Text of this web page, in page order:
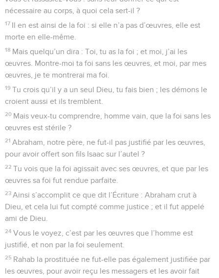
nécessaire au corps, à quoi cela sert-il ?
17 Il en est ainsi de la foi : si elle n’a pas d’œuvres, elle est
morte en elle-même.
18 Mais quelqu’un dira : Toi, tu as la foi ; et moi, j’ai les
œuvres. Montre-moi ta foi sans les œuvres, et moi, par mes
œuvres, je te montrerai ma foi.
19 Tu crois qu’il y a un seul Dieu, tu fais bien ; les démons le
croient aussi et ils tremblent.
20 Mais veux-tu comprendre, homme vain, que la foi sans les
œuvres est stérile ?
21 Abraham, notre père, ne fut-il pas justifié par les œuvres,
pour avoir offert son fils Isaac sur l’autel ?
22 Tu vois que la foi agissait avec ses œuvres, et que par les
œuvres sa foi fut rendue parfaite.
23 Ainsi s’accomplit ce que dit l’Écriture : Abraham crut à
Dieu, et cela lui fut compté comme justice ; et il fut appelé
ami de Dieu.
24 Vous le voyez, c’est par les œuvres que l’homme est
justifié, et non par la foi seulement.
25 Rahab la prostituée ne fut-elle pas également justifiée par
les œuvres, pour avoir reçu les messagers et les avoir fait